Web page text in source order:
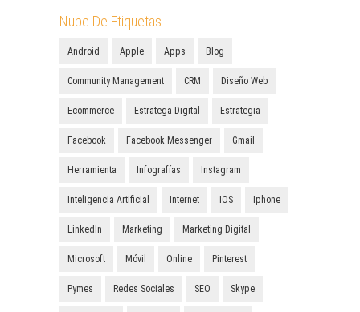
Nube De Etiquetas
Android Apple Apps Blog
Community Management CRM Diseño Web
Ecommerce Estratega Digital Estrategia
Facebook Facebook Messenger Gmail
Herramienta Infografías Instagram
Inteligencia Artificial Internet IOS Iphone
LinkedIn Marketing Marketing Digital
Microsoft Móvil Online Pinterest
Pymes Redes Sociales SEO Skype